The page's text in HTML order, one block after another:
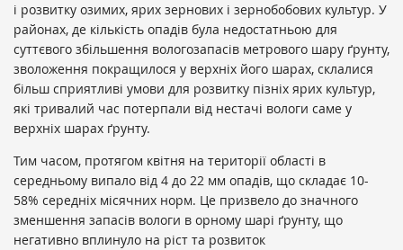
і розвитку озимих, ярих зернових і зернобобових культур. У
районах, де кількість опадів була недостатньою для
суттєвого збільшення вологозапасів метрового шару ґрунту,
зволоження покращилося у верхніх його шарах, склалися
більш сприятливі умови для розвитку пізніх ярих культур,
які тривалий час потерпали від нестачі вологи саме у
верхніх шарах ґрунту.
Тим часом, протягом квітня на території області в
середньому випало від 4 до 22 мм опадів, що складає 10-
58% середніх місячних норм. Це призвело до значного
зменшення запасів вологи в орному шарі ґрунту, що
негативно вплинуло на ріст та розвиток